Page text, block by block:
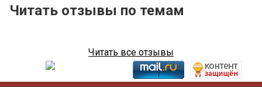
Читать отзывы по темам
Читать все отзывы